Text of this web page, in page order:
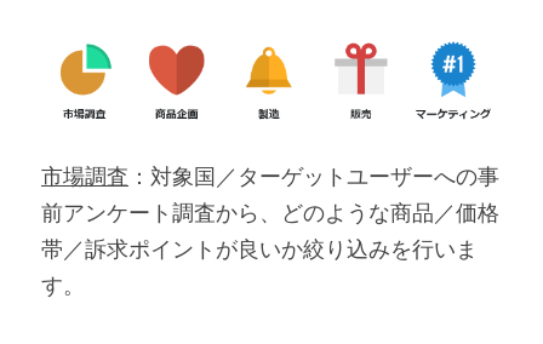
市場調査 ：対象国／ターゲットユーザーへの事
前アンケート調査から、どのような商品／価格
帯／訴求ポイントが良いか絞り込みを行いま
す。